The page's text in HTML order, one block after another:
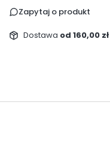
Zapytaj o produkt
Dostawa od 160,00 zł